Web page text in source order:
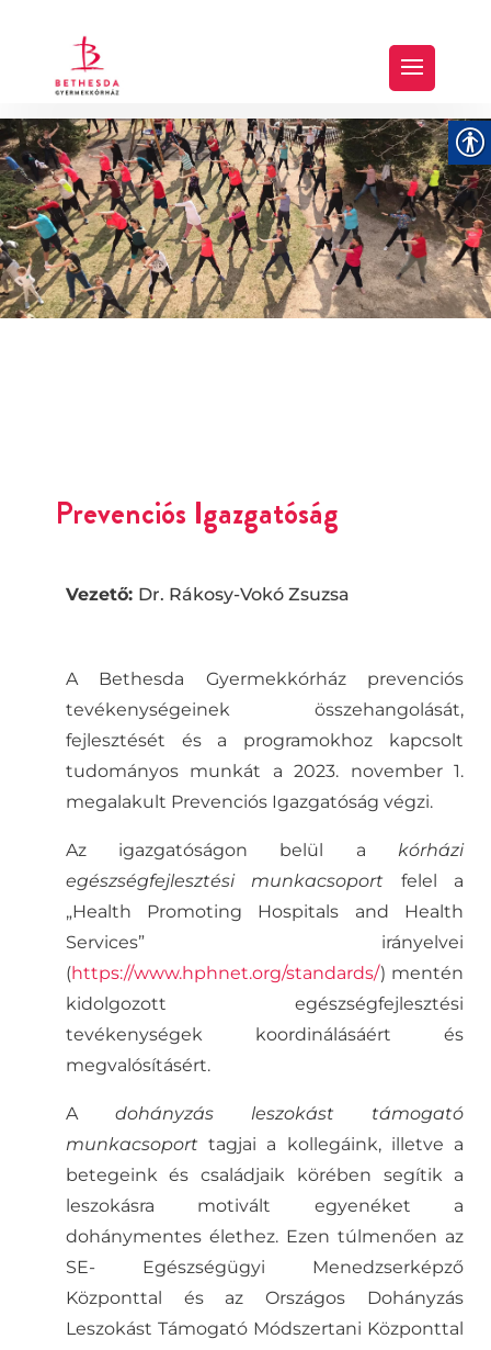
Prevenciós Igazgatóság
Vezető: Dr. Rákosy-Vokó Zsuzsa
A Bethesda Gyermekkórház prevenciós
tevékenységeinek összehangolását,
fejlesztését és a programokhoz kapcsolt
tudományos munkát a 2023. november 1.
megalakult Prevenciós Igazgatóság végzi.
Az igazgatóságon belül a kórházi
egészségfejlesztési munkacsoport felel a
„Health Promoting Hospitals and Health
Services” irányelvei
(https://www.hphnet.org/standards/) mentén
kidolgozott egészségfejlesztési
tevékenységek koordinálásáért és
megvalósításért.
A dohányzás leszokást támogató
munkacsoport tagjai a kollegáink, illetve a
betegeink és családjaik körében segítik a
leszokásra motivált egyenéket a
dohánymentes élethez. Ezen túlmenően az
SE- Egészségügyi Menedzserképző
Központtal és az Országos Dohányzás
Leszokást Támogató Módszertani Központtal